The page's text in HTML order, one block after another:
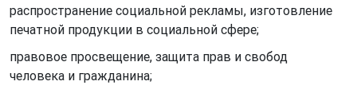
распространение социальной рекламы, изготовление
печатной продукции в социальной сфере;
правовое просвещение, защита прав и свобод
человека и гражданина;